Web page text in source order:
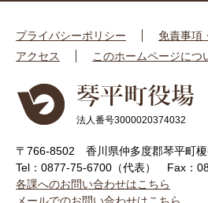
プライバシーポリシー
免責事項
アクセス
このホームページにつ
法人番号3000020374032
〒766-8502 香川県仲多度郡琴平町
Tel：0877-75-6700（代表）
Fax：
各課へのお問い合わせはこちら